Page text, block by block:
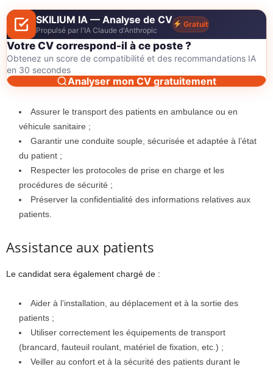
SKILIUM IA — Analyse de CV
Propulsé par l'IA Claude d'Anthropic
Gratuit
Votre CV correspond-il à ce poste ?
Obtenez un score de compatibilité et des recommandations IA
en 30 secondes
Analyser mon CV gratuitement
Assurer le transport des patients en ambulance ou en
véhicule sanitaire ;
Garantir une conduite souple, sécurisée et adaptée à l’état
du patient ;
Respecter les protocoles de prise en charge et les
procédures de sécurité ;
Préserver la confidentialité des informations relatives aux
patients.
Assistance aux patients
Le candidat sera également chargé de :
Aider à l’installation, au déplacement et à la sortie des
patients ;
Utiliser correctement les équipements de transport
(brancard, fauteuil roulant, matériel de fixation, etc.) ;
Veiller au confort et à la sécurité des patients durant le